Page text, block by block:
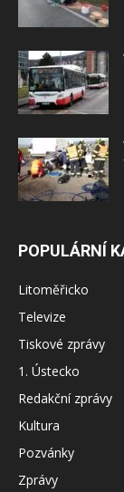
POPULÁRNÍ
Litoměřicko
Televize
Tiskové zprávy
1. Ústecko
Redakční zprávy
Kultura
Pozvánky
Zprávy